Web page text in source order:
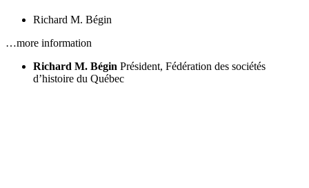
Richard M. Bégin
…more information
Richard M. Bégin Président, Fédération des sociétés
d’histoire du Québec